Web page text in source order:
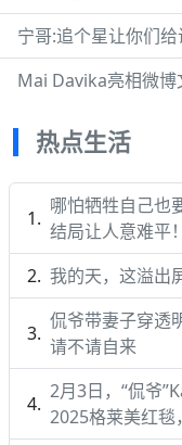
宁哥:追个星让你们
Mai Davika亮相微
热点生活
哪怕牺牲自己也
结局让人意难平！
我的天，这溢出
侃爷带妻子穿透
请不请自来
2月3日，“侃爷
2025格莱美红